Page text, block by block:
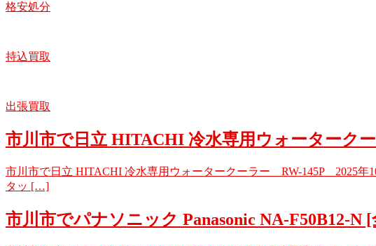
格安処分
持込買取
出張買取
市川市で日立 HITACHI 冷水専用ウォーターク
市川市で日立 HITACHI 冷水専用ウォータークーラー RW-145P 2025
タッ […]
市川市でパナソニック Panasonic NA-F50B12-